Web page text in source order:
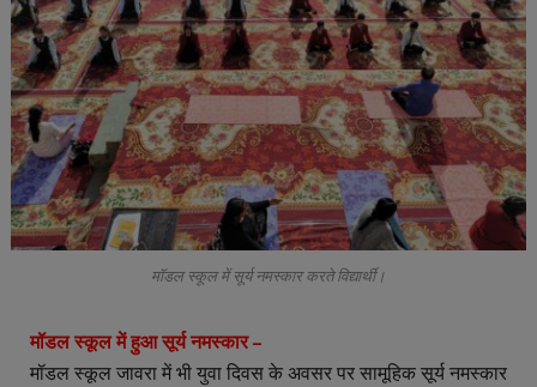
मॉडल स्कूल में सूर्य नमस्कार करते विद्यार्थी।
मॉडल स्कूल में हुआ सूर्य नमस्कार –
मॉडल स्कूल जावरा में भी युवा दिवस के अवसर पर सामूहिक सूर्य नमस्कार